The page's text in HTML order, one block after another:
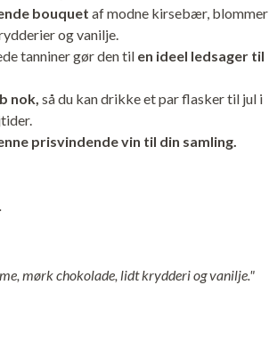
bouquet af modne kirsebær, blommer
og vanilje.
tanniner gør den til en ideel ledsager til
nok, så du kan drikke et par flaskertil jul i
prisvindende vin til din samling.
mørk chokolade, lidt krydderi og vanilje."